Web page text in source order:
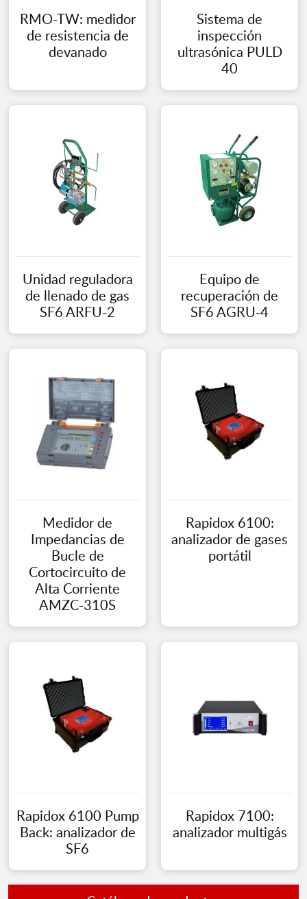
RMO-TW: medidor
de resistencia de
devanado
Sistema de
inspección
ultrasónica PULD
40
Unidad reguladora
de llenado de gas
SF6 ARFU-2
Equipo de
recuperación de
SF6 AGRU-4
Medidor de
Impedancias de
Bucle de
Cortocircuito de
Alta Corriente
AMZC-310S
Rapidox 6100:
analizador de gases
portátil
Rapidox 6100 Pump
Back: analizador de
SF6
Rapidox 7100:
analizador multigás